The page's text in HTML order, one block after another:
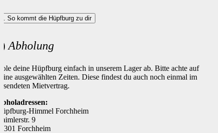
2. So kommt die Hüpfburg zu dir
Abholung
deine Hüpfburg einfach in unserem Lager ab. Bitte achte auf
ausgewählten Zeiten. Diese findest du auch noch einmal im
Mietvertrag.
Himmel Forchheim
9
Forchheim